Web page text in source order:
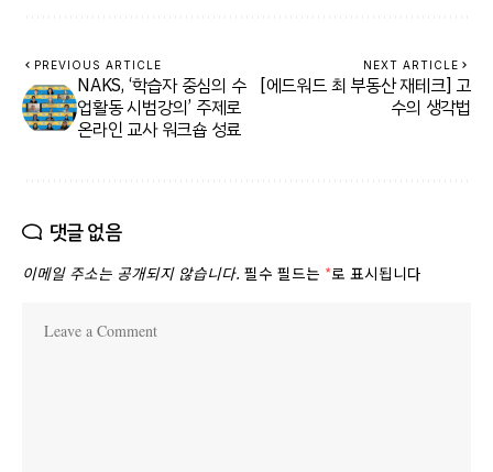
PREVIOUS ARTICLE
NAKS, ‘학습자 중심의 수
업활동 시범강의’ 주제로
온라인 교사 워크숍 성료
NEXT ARTICLE
[에드워드 최 부동산 재테크] 고
수의 생각법
댓글 없음
이메일 주소는 공개되지 않습니다. 필수 필드는 *로 표시됩니다